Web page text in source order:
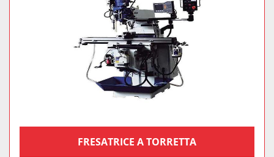
FRESATRICE A TORRETTA